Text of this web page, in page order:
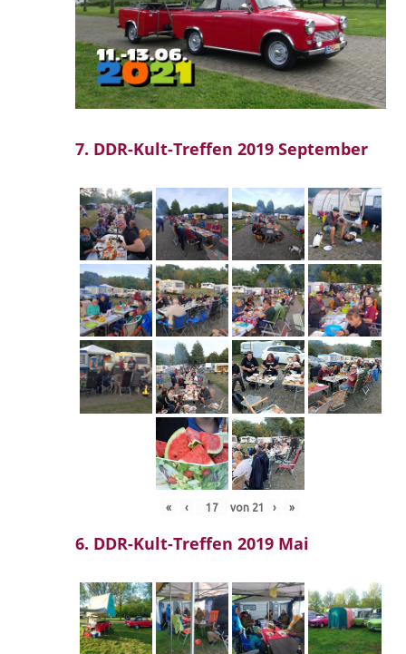
7. DDR-Kult-Treffen 2019 September
« ‹ von 21 › »
6. DDR-Kult-Treffen 2019 Mai